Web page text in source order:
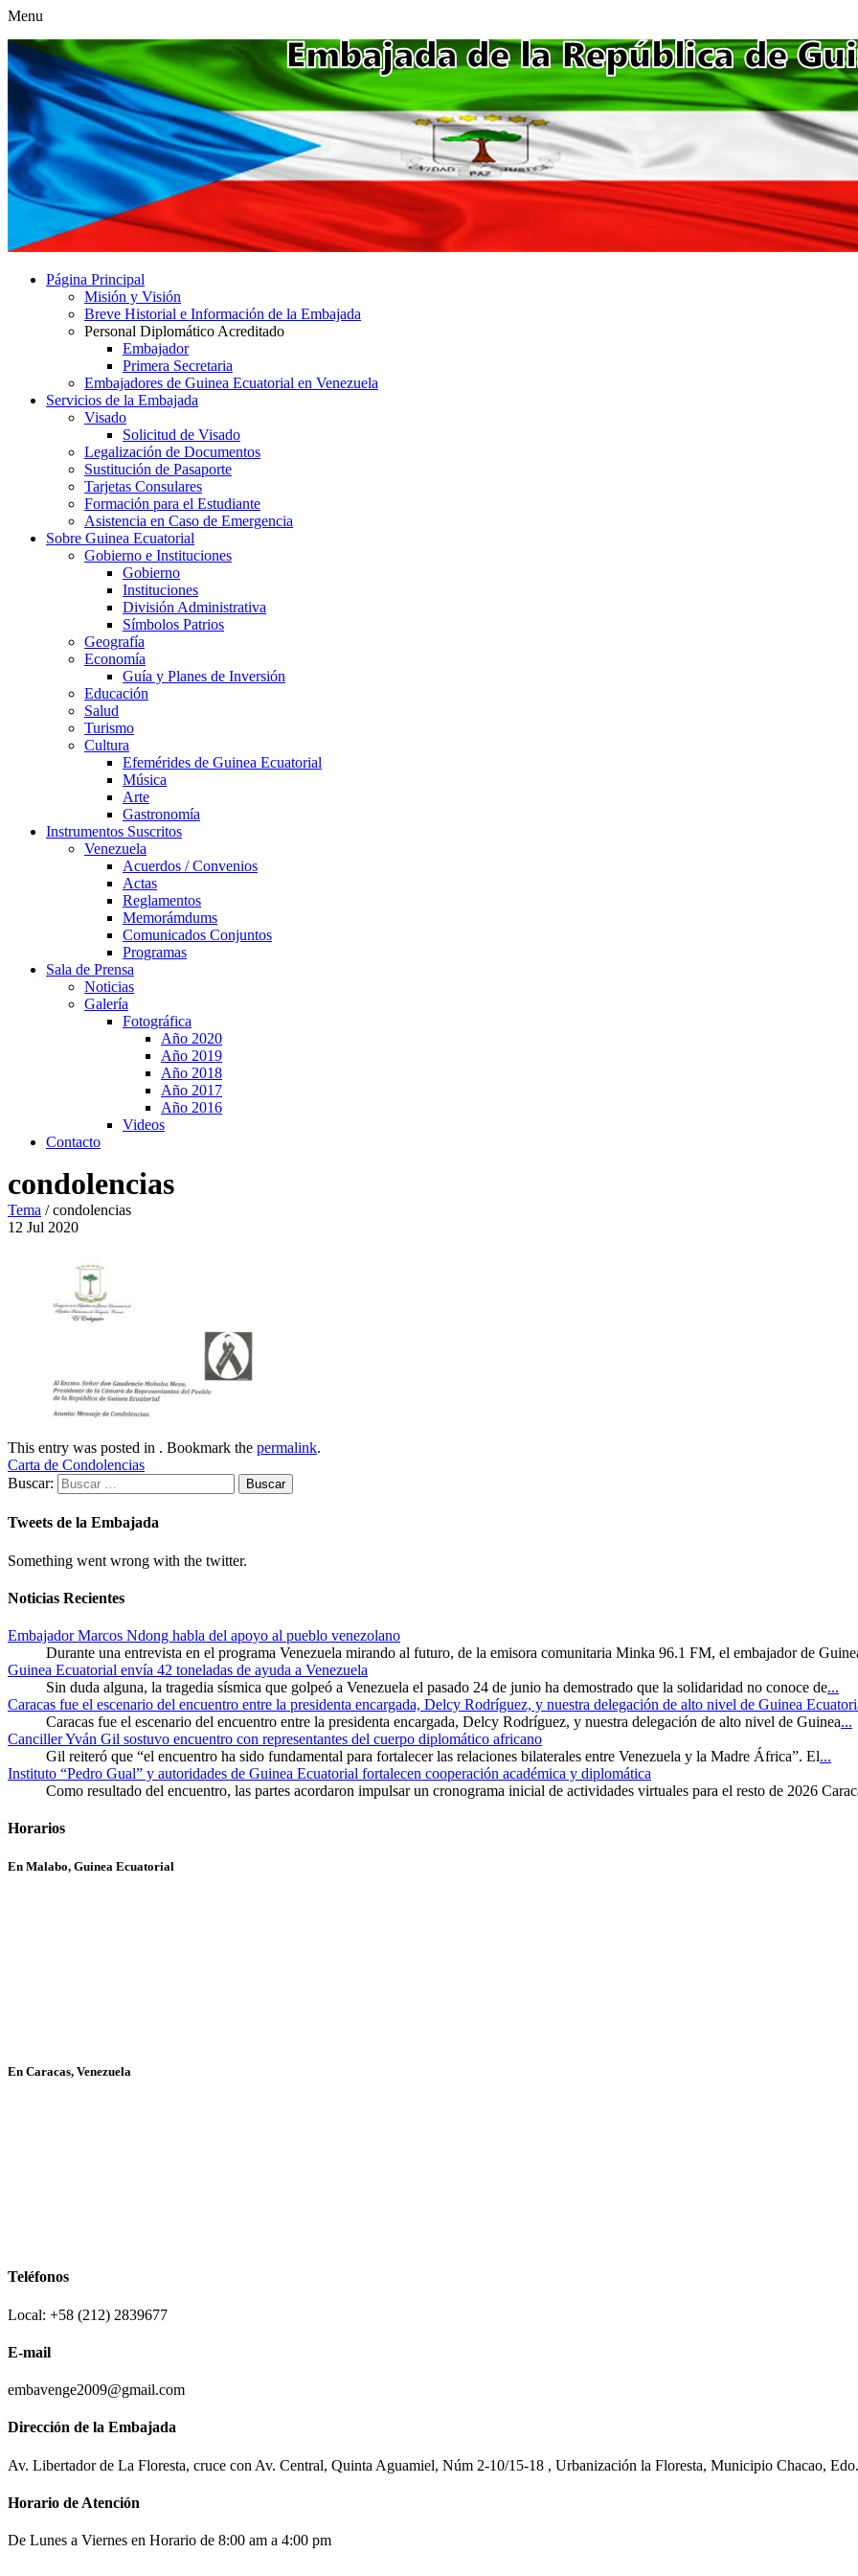
Menu
Página Principal
Misión y Visión
Breve Historial e Información de la Embajada
Personal Diplomático Acreditado
Embajador
Primera Secretaria
Embajadores de Guinea Ecuatorial en Venezuela
Servicios de la Embajada
Visado
Solicitud de Visado
Legalización de Documentos
Sustitución de Pasaporte
Tarjetas Consulares
Formación para el Estudiante
Asistencia en Caso de Emergencia
Sobre Guinea Ecuatorial
Gobierno e Instituciones
Gobierno
Instituciones
División Administrativa
Símbolos Patrios
Geografía
Economía
Guía y Planes de Inversión
Educación
Salud
Turismo
Cultura
Efemérides de Guinea Ecuatorial
Música
Arte
Gastronomía
Instrumentos Suscritos
Venezuela
Acuerdos / Convenios
Actas
Reglamentos
Memorámdums
Comunicados Conjuntos
Programas
Sala de Prensa
Noticias
Galería
Fotográfica
Año 2020
Año 2019
Año 2018
Año 2017
Año 2016
Videos
Contacto
condolencias
Tema /condolencias
12 Jul 2020
This entry was posted in . Bookmark the permalink.
Carta de Condolencias
Buscar:
Tweets de la Embajada
Something went wrong with the twitter.
Noticias Recientes
Embajador Marcos Ndong habla del apoyo al pueblo venezolano
Durante una entrevista en el programa Venezuela mirando al futuro, de la emisora comunitaria Minka 96.1 FM, el embajador de
Guinea Ecuatorial envía 42 toneladas de ayuda a Venezuela
Sin duda alguna, la tragedia sísmica que golpeó a Venezuela el pasado 24 de junio ha demostrado que la solidaridad no conoce de...
Caracas fue el escenario del encuentro entre la presidenta encargada, Delcy Rodríguez, y nuestra delegación de alto nivel de Guinea
Caracas fue el escenario del encuentro entre la presidenta encargada, Delcy Rodríguez, y nuestra delegación de alto nivel de Guinea...
Canciller Yván Gil sostuvo encuentro con representantes del cuerpo diplomático africano
Gil reiteró que “el encuentro ha sido fundamental para fortalecer las relaciones bilaterales entre Venezuela y la Madre África”. El...
Instituto “Pedro Gual” y autoridades de Guinea Ecuatorial fortalecen cooperación académica y diplomática
Como resultado del encuentro, las partes acordaron impulsar un cronograma inicial de actividades virtuales para el resto de 2026
Horarios
En Malabo, Guinea Ecuatorial
En Caracas, Venezuela
Teléfonos
Local: +58 (212) 2839677
E-mail
embavenge2009@gmail.com
Dirección de la Embajada
Av. Libertador de La Floresta, cruce con Av. Central, Quinta Aguamiel, Núm 2-10/15-18 , Urbanización la Floresta, Municipio Chacao,
Horario de Atención
De Lunes a Viernes en Horario de 8:00 am a 4:00 pm